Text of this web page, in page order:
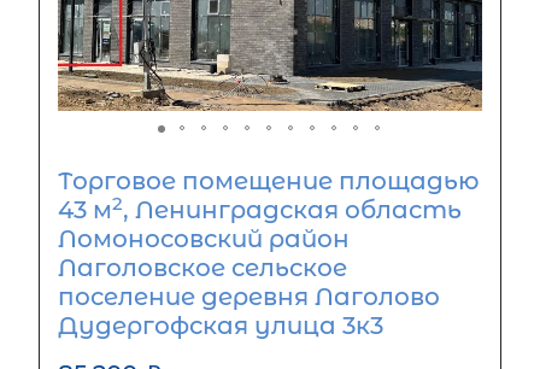
Торговое помещение площадью
43 м2, Ленинградская область
Ломоносовский район
Лаголовское сельское
поселение деревня Лаголово
Дудергофская улица 3к3